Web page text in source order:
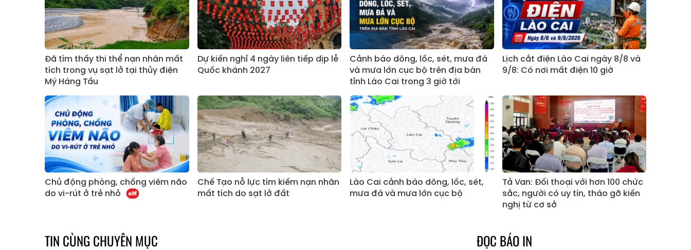
Xã Bảo Hà
Xã Mường Bo
Xã Bản Hồ
Xã Tả Van
Xã Tả Phìn
Xã Cốc Lầu
Xã Bảo Nhai
Xã Bản Liền
Xã Lùng Phình
Xã Pha Long
Xã Mường
Khương
Xã Bản Lầu
Xã Cao Sơn
Xã Si Ma Cai
Xã Sín Chéng
Xã Nậm Xé
Xã Ngũ Chỉ
Sơn
Xã Lao Chải
Đã tìm thấy thi thể nạn nhân mất
tích trong vụ sạt lở tại thủy điện
Mý Háng Tầu
Dự kiến nghỉ 4 ngày liên tiếp dịp lễ
Quốc khánh 2027
Cảnh báo dông, lốc, sét, mưa đá
và mưa lớn cục bộ trên địa bàn
tỉnh Lào Cai trong 3 giờ tới
Lịch cắt điện Lào Cai ngày 8/8 và
9/8: Có nơi mất điện 10 giờ
Chủ động phòng, chống viêm não
do vi-rút ở trẻ nhỏ
Chế Tạo nỗ lực tìm kiếm nạn nhân
mất tích do sạt lở đất
Lào Cai cảnh báo dông, lốc, sét,
mưa đá và mưa lớn cục bộ
Tả Van: Đối thoại với hơn 100 chức
sắc, người có uy tín, tháo gỡ kiến
nghị từ cơ sở
TIN CÙNG CHUYÊN MỤC ĐỌC BÁO IN